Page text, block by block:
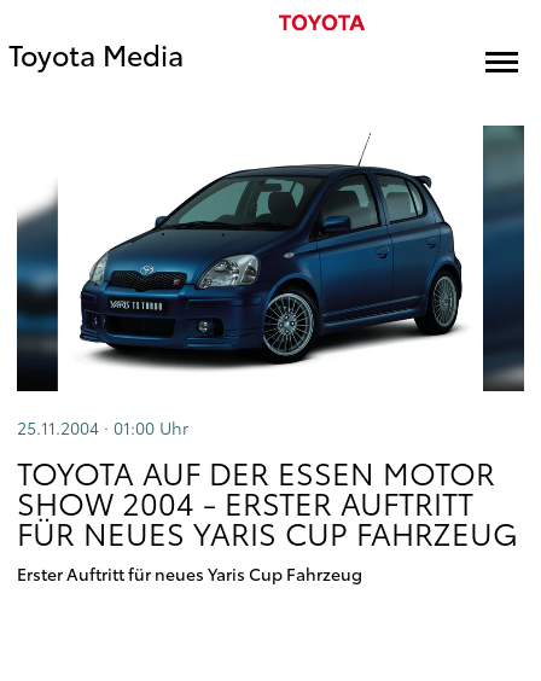
Toyota Media
25.11.2004 · 01:00 Uhr
TOYOTA AUF DER ESSEN MOTOR
SHOW 2004 - ERSTER AUFTRITT
FÜR NEUES YARIS CUP FAHRZEUG
Erster Auftritt für neues Yaris Cup Fahrzeug